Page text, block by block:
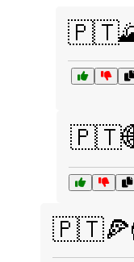
lainnya